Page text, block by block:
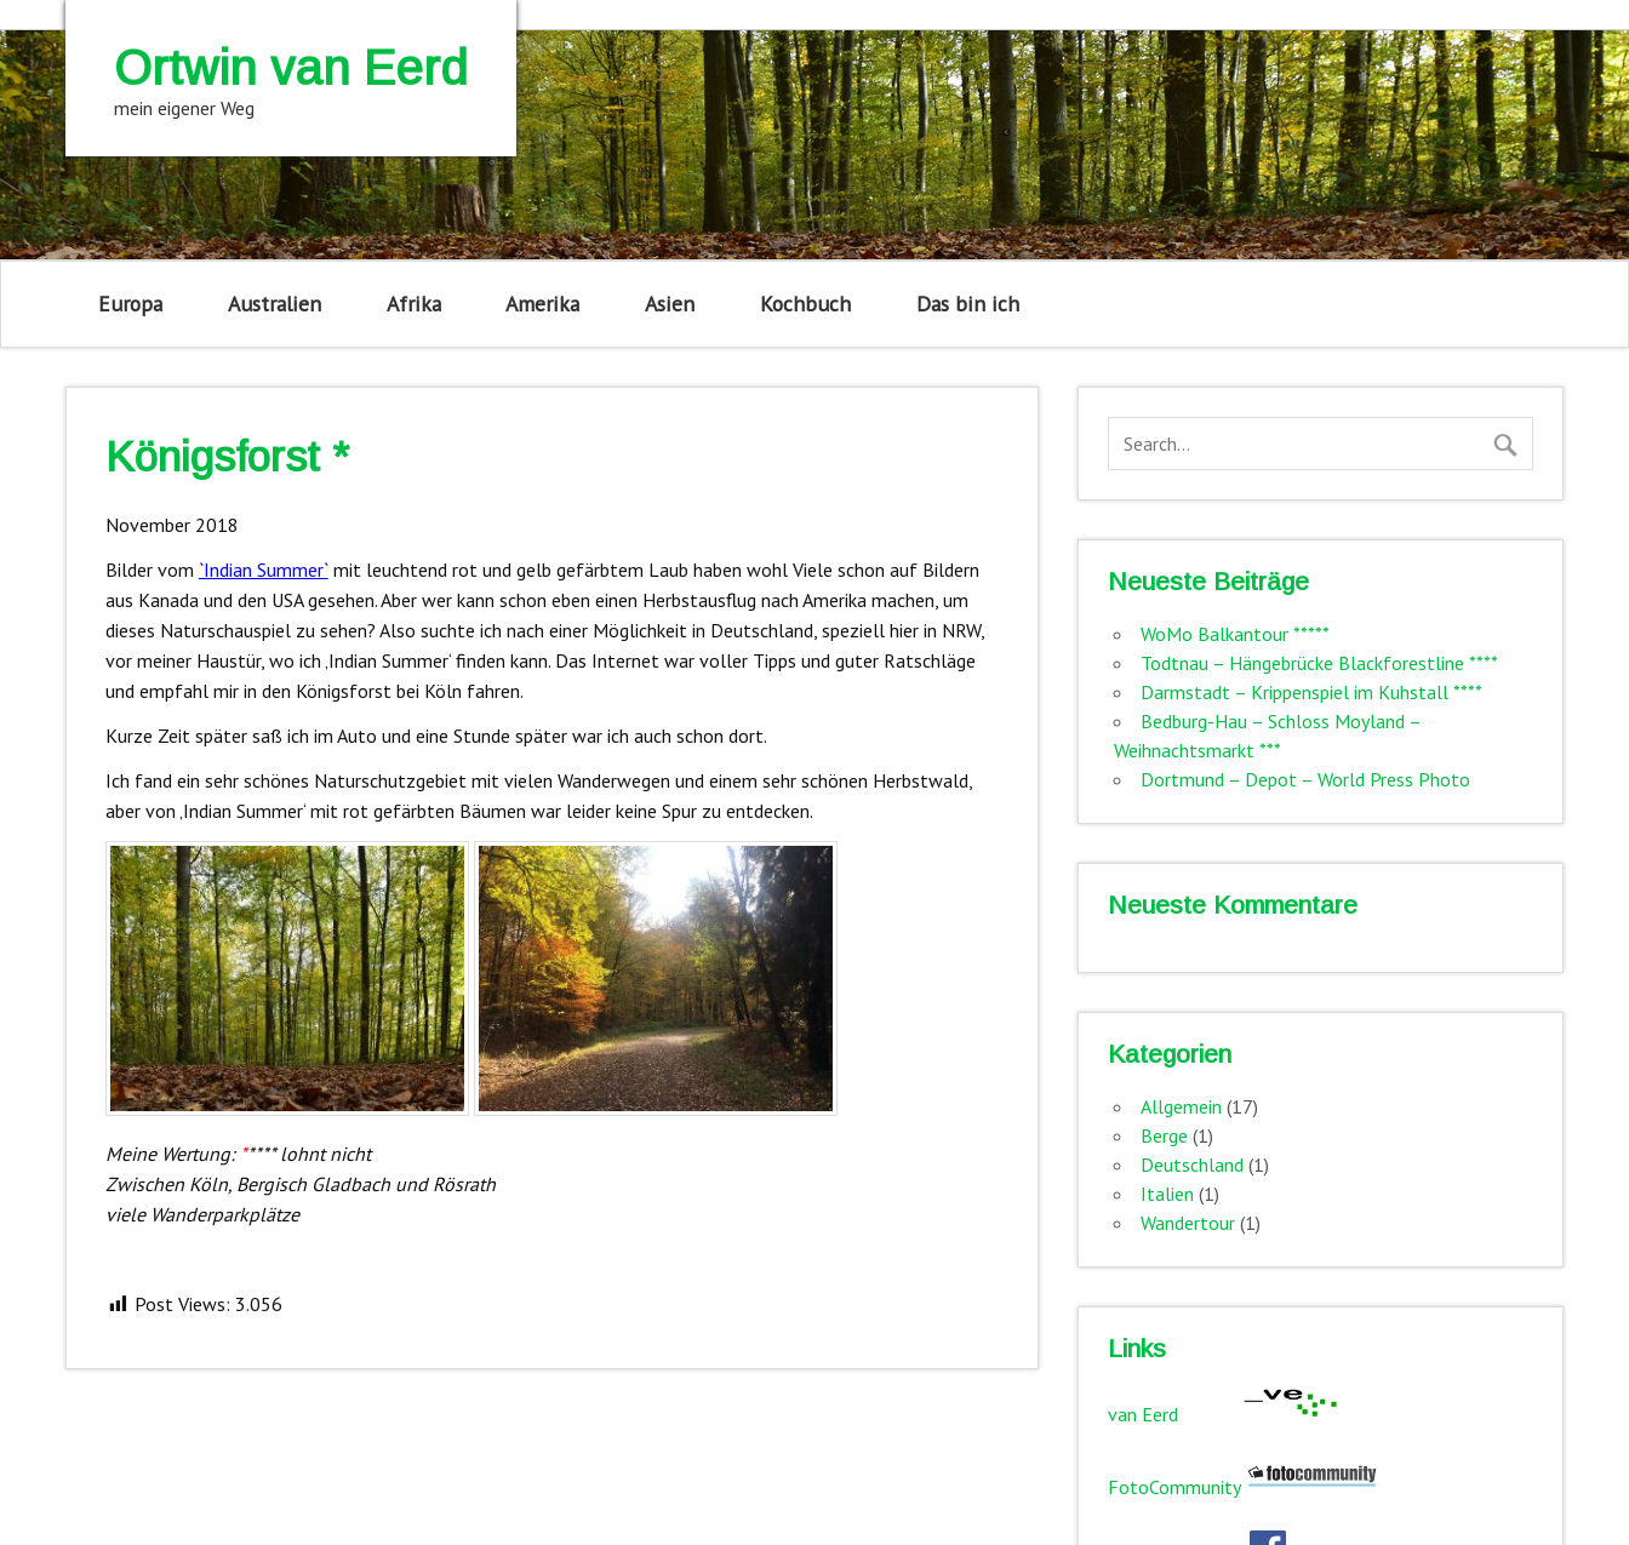
Ortwin van Eerd
mein eigener Weg
Europa Australien Afrika Amerika Asien Kochbuch Das bin ich
Königsforst *
November 2018
Bilder vom `Indian Summer` mit leuchtend rot und gelb gefärbtem Laub haben wohl Viele schon auf Bildern
aus Kanada und den USA gesehen. Aber wer kann schon eben einen Herbstausflug nach Amerika machen, um
dieses Naturschauspiel zu sehen? Also suchte ich nach einer Möglichkeit in Deutschland, speziell hier in NRW,
vor meiner Haustür, wo ich ‚Indian Summer‘ finden kann. Das Internet war voller Tipps und guter Ratschläge
und empfahl mir in den Königsforst bei Köln fahren.
Kurze Zeit später saß ich im Auto und eine Stunde später war ich auch schon dort.
Ich fand ein sehr schönes Naturschutzgebiet mit vielen Wanderwegen und einem sehr schönen Herbstwald,
aber von ‚Indian Summer‘ mit rot gefärbten Bäumen war leider keine Spur zu entdecken.
Meine Wertung: ***** lohnt nicht
Zwischen Köln, Bergisch Gladbach und Rösrath
viele Wanderparkplätze
Post Views: 3.056
Neueste Beiträge
WoMo Balkantour *****
Todtnau – Hängebrücke Blackforestline ****
Darmstadt – Krippenspiel im Kuhstall ****
Bedburg-Hau – Schloss Moyland –
Weihnachtsmarkt ***
Dortmund – Depot – World Press Photo
Neueste Kommentare
Kategorien
Allgemein (17)
Berge (1)
Deutschland (1)
Italien (1)
Wandertour (1)
Links
van Eerd
FotoCommunity